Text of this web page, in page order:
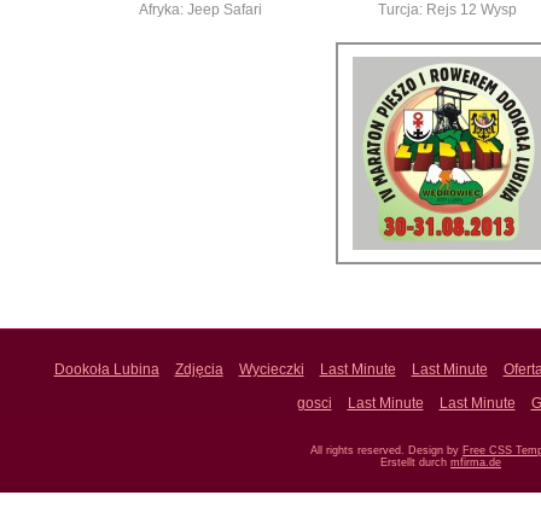
Afryka: Jeep Safari Turcja: Rejs 12 Wysp
Dookoła Lubina Zdjęcia Wycieczki Last Minute Last Minute
gosci
Last Minute Last Minute
All rights reserved. Design by Free CSS
Erstellt durch mfirma.de